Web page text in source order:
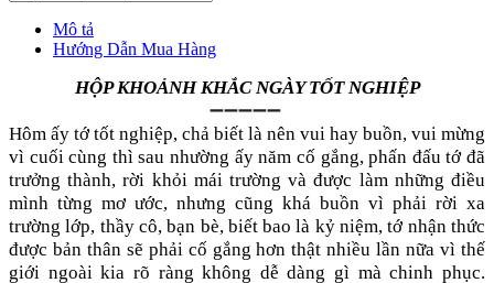
Mô tả
Hướng Dẫn Mua Hàng
HỘP KHOẢNH KHẮC NGÀY TỐT NGHIỆP
➖➖➖➖➖
Hôm ấy tớ tốt nghiệp, chả biết là nên vui hay buồn, vui mừng
vì cuối cùng thì sau nhường ấy năm cố gắng, phấn đấu tớ đã
trưởng thành, rời khỏi mái trường và được làm những điều
mình từng mơ ước, nhưng cũng khá buồn vì phải rời xa
trường lớp, thầy cô, bạn bè, biết bao là kỷ niệm, tớ nhận thức
được bản thân sẽ phải cố gắng hơn thật nhiều lần nữa vì thế
giới ngoài kia rõ ràng không dễ dàng gì mà chinh phục.